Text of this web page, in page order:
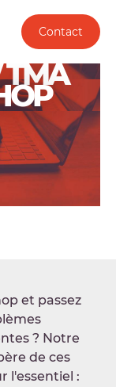
Contact
TMA
et passez
? Notre
de ces
l'essentiel :